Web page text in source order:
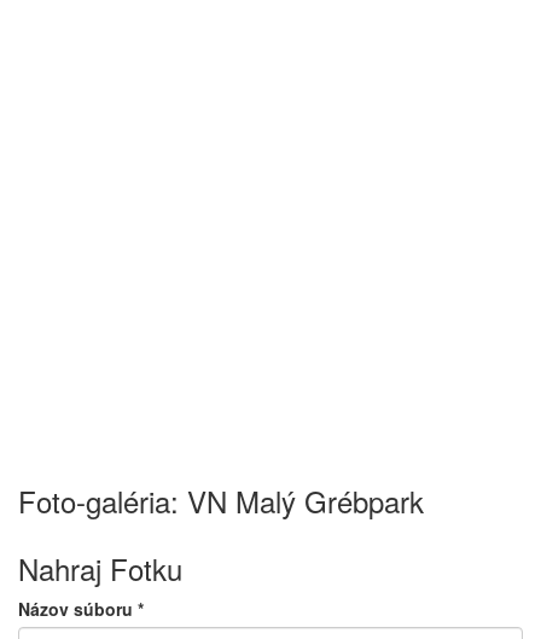
Foto-galéria: VN Malý Grébpark
Nahraj Fotku
Názov súboru *